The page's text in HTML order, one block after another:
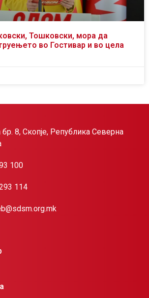
Тошковски, мора да
во Гостивар и во цела
бр. 8, Скопје, Република Северна
100
114